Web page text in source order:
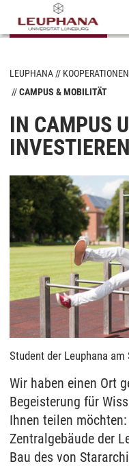
LEUPHANA KOOPERATIONEN
CAMPUS & MOBILITÄT
IN CAMPUS
INVESTIEREN
Student der Leuphana am
Wir haben einen Ort
Begeisterung für
Ihnen teilen
Zentralgebäude der
Bau des von